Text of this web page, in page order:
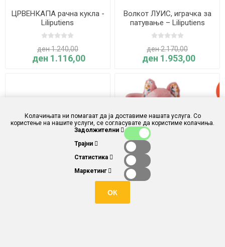
ЦРВЕНКАПА рачна кукла -
Liliputiens
ден 1.240,00
ден 1.116,00
Волкот ЛУИС, играчка за
патување – Liliputiens
ден 2.170,00
ден 1.953,00
Колачињата ни помагаат да ја доставиме нашата услуга. Со
користење на нашите услуги, се согласувате да користиме колачиња.
Задолжителни
Трајни
Статистика
Маркетинг
ОК